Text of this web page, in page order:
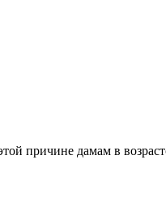
причине дамам в